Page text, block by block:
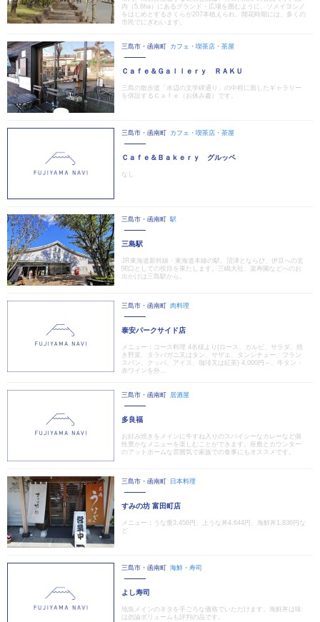
内（5.6ha）にあるグランド・広場を囲むように、ソメイヨシノ
をはじめとするさくらが207本植えられ、開花時期には、多くの
市民でにぎわいます。
三島市・函南町 カフェ・喫茶店・茶屋
Ｃａｆｅ＆Ｇａｌｌｅｒｙ ＲＡＫＵ
三島の散歩道「水辺の文学碑通り」の中程に面したギャラリー
を併設するＣａｆｅ（お休み處）です。
三島市・函南町 カフェ・喫茶店・茶屋
Ｃａｆｅ＆Ｂａｋｅｒｙ グルッペ
なし
三島市・函南町 駅
三島駅
JR東海道新幹線・東海道本線の駅。沼津とならび、伊豆への玄
関口としての役目を果たします。三嶋大社、楽寿園などへのお
出かけは三島駅から。
三島市・函南町 肉料理
泰安パークサイド店
メニュー：コース料理 4名様より(ロース、カルビ、サラダ、焼
き野菜、タラバガニ又はタン、サザエ、タンシチュー、フラン
スパン、クッパ、アイス、珈琲又は紅茶) 4,000円～、牛タン・
赤ワインを外...
三島市・函南町 居酒屋
多良福
お好み焼きをメインに牛すね入りのスパイシーなカレーなど個
性豊かなメニューを楽しむことができます。座敷とカウンター
のアットホームな雰囲気で家族での食事にもオススメです。
三島市・函南町 日本料理
すみの坊 富田町店
メニュー：うな重3,456円、上うな丼4,644円、海鮮丼1,836円な
ど
三島市・函南町 海鮮・寿司
よし寿司
地魚メインのネタを手ごろな価格でいただけます。海鮮丼は味
は勿論ボリュームも評判の品です。